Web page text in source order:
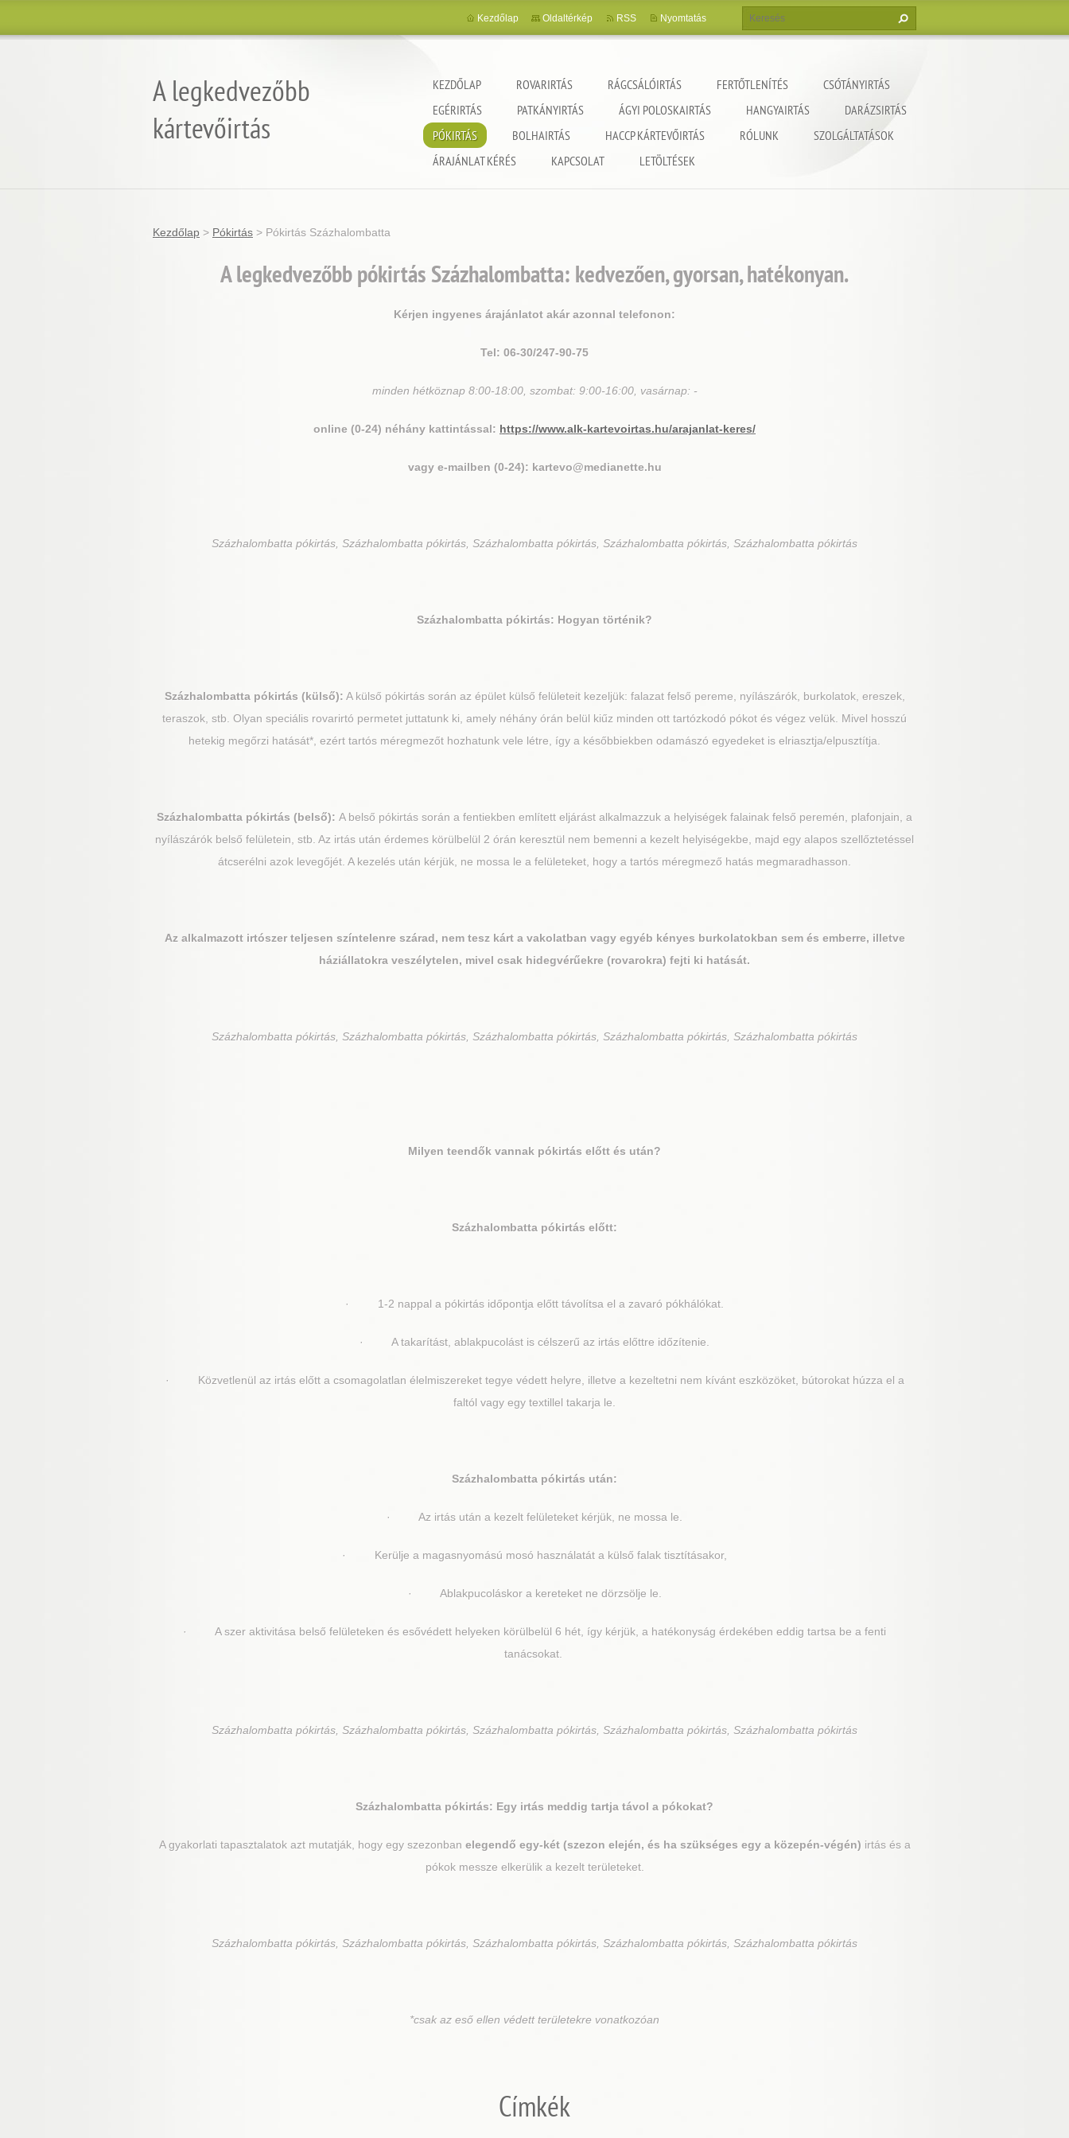
A legkedvezőbb
kártevőirtás
KEZDŐLAP ROVARIRTÁS RÁGCSÁLÓIRTÁS FERTŐTLENÍTÉS
CSÓTÁNYIRTÁS
EGÉRIRTÁS
PATKÁNYIRTÁS ÁGYI POLOSKAIRTÁS HANGYAIRTÁS
DARÁZSIRTÁS
PÓKIRTÁS
BOLHAIRTÁS HACCP KÁRTEVŐIRTÁS RÓLUNK
SZOLGÁLTATÁSOK
ÁRAJÁNLAT KÉRÉS
KAPCSOLAT LETÖLTÉSEK
Kezdőlap Oldaltérkép RSS Nyomtatás
Kezdőlap > Pókirtás > Pókirtás Százhalombatta
A legkedvezőbb pókirtás Százhalombatta: kedvezően, gyorsan, hatékonyan.
Kérjen ingyenes árajánlatot akár azonnal telefonon:
Tel: 06-30/247-90-75
minden hétköznap 8:00-18:00, szombat: 9:00-16:00, vasárnap: -
online (0-24) néhány kattintással: https://www.alk-kartevoirtas.hu/arajanlat-keres/
vagy e-mailben (0-24): kartevo@medianette.hu
Százhalombatta pókirtás, Százhalombatta pókirtás, Százhalombatta pókirtás, Százhalombatta pókirtás, Százhalombatta pókirtás
Százhalombatta pókirtás: Hogyan történik?
Százhalombattapókirtás (külső): A külső pókirtás során az épület külső felületeit kezeljük: falazat felső pereme, nyílászárók, burkolatok, ereszek,
teraszok, stb. Olyan speciális rovarirtó permetet juttatunk ki, amely néhány órán belül kiűz minden ott tartózkodó pókot és végez velük. Mivel hosszú
hetekig megőrzi hatását*, ezért tartós méregmezőt hozhatunk vele létre, így a későbbiekben odamászó egyedeket is elriasztja/elpusztítja.
Százhalombatta pókirtás (belső): A belső pókirtás során a fentiekben említett eljárást alkalmazzuk a helyiségek falainak felső peremén, plafonjain, a
nyílászárók belső felületein, stb. Az irtás után érdemes körülbelül 2 órán keresztül nem bemenni a kezelt helyiségekbe, majd egy alapos szellőztetéssel
átcserélni azok levegőjét. A kezelés után kérjük, ne mossa le a felületeket, hogy a tartós méregmező hatás megmaradhasson.
Az alkalmazott irtószer teljesen színtelenre szárad, nem tesz kárt a vakolatban vagy egyéb kényes burkolatokban sem és emberre, illetve
háziállatokra veszélytelen, mivel csak hidegvérűekre (rovarokra) fejti ki hatását.
Százhalombatta pókirtás, Százhalombatta pókirtás, Százhalombatta pókirtás, Százhalombatta pókirtás, Százhalombatta pókirtás
Milyen teendők vannak pókirtás előtt és után?
Százhalombatta pókirtás előtt:
· 1-2 nappal a pókirtás időpontja előtt távolítsa el a zavaró pókhálókat.
· A takarítást, ablakpucolást is célszerű az irtás előttre időzítenie.
· Közvetlenül az irtás előtt a csomagolatlan élelmiszereket tegye védett helyre, illetve a kezeltetni nem kívánt eszközöket, bútorokat húzza el a
faltól vagy egy textillel takarja le.
Százhalombatta pókirtás után:
· Az irtás után a kezelt felületeket kérjük, ne mossa le.
· Kerülje a magasnyomású mosó használatát a külső falak tisztításakor,
· Ablakpucoláskor a kereteket ne dörzsölje le.
· A szer aktivitása belső felületeken és esővédett helyeken körülbelül 6 hét, így kérjük, a hatékonyság érdekében eddig tartsa be a fenti
tanácsokat.
Százhalombatta pókirtás, Százhalombatta pókirtás, Százhalombatta pókirtás, Százhalombatta pókirtás, Százhalombatta pókirtás
Százhalombatta pókirtás: Egy irtás meddig tartja távol a pókokat?
A gyakorlati tapasztalatok azt mutatják, hogy egy szezonban elegendő egy-két (szezon elején, és ha szükséges egy a közepén-végén) irtás és a
pókok messze elkerülik a kezelt területeket.
Százhalombatta pókirtás, Százhalombatta pókirtás, Százhalombatta pókirtás, Százhalombatta pókirtás, Százhalombatta pókirtás
*csak az eső ellen védett területekre vonatkozóan
Címkék